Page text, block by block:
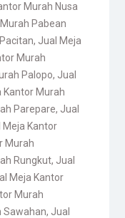
Murah Nusa
Pabean
, Jual Meja
Murah
Palopo, Jual
Kantor Murah
Parepare, Jual
Meja Kantor
Murah
Rungkut, Jual
Meja Kantor
Murah
Sawahan, Jual